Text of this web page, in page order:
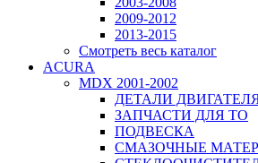
2009-2012
2013-2015
Смотреть весь каталог
ACURA
MDX 2001-2002
ДЕТАЛИ
ЗАПЧАСТИ ДЛЯ ТО
ПОДВЕСКА
СМАЗОЧНЫЕ